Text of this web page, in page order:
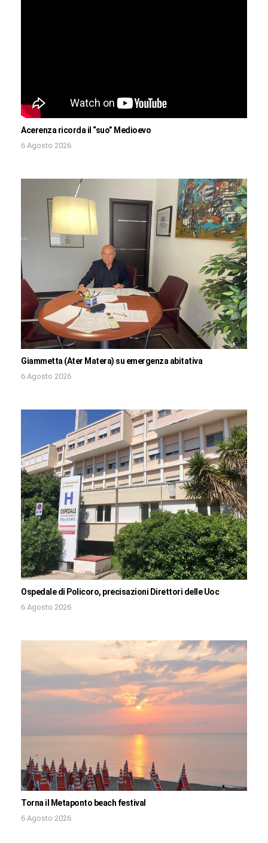
Acerenza ricorda il “suo” Medioevo
6 Agosto 2026
Giammetta (Ater Matera) su emergenza abitativa
6 Agosto 2026
Ospedale di Policoro, precisazioni Direttori delle Uoc
6 Agosto 2026
Torna il Metaponto beach festival
6 Agosto 2026